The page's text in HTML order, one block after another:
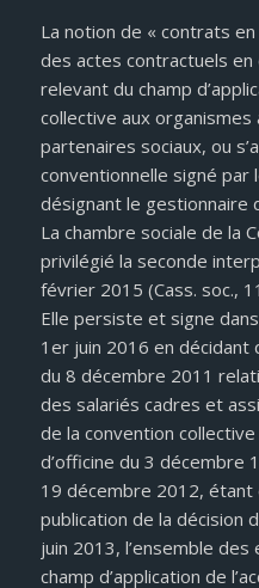
La notion de « contrats
des actes contractuels
relevant du champ
collective aux
partenaires sociaux, ou
conventionnelle signé par
désignant le gestionnaire
La chambre sociale de la
privilégié la seconde
février 2015 (Cass. soc.,
Elle persiste et signe
1er juin 2016 en décidant
du 8 décembre 2011
des salariés cadres et
de la convention
d’officine du 3 décembre
19 décembre 2012, étant
publication de la décision
juin 2013, l’ensemble
champ d’application de